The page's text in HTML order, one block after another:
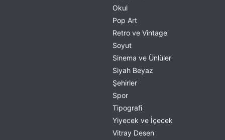
Okul
Pop Art
Retro ve Vintage
Soyut
Sinema ve Ünlüler
Siyah Beyaz
Şehirler
Spor
Tipografi
Yiyecek ve İçecek
Vitray Desen